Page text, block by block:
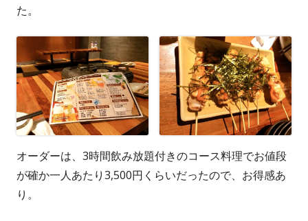
た。
オーダーは、3時間飲み放題付きのコース料理でお値段
が確か一人あたり3,500円くらいだったので、お得感あ
り。